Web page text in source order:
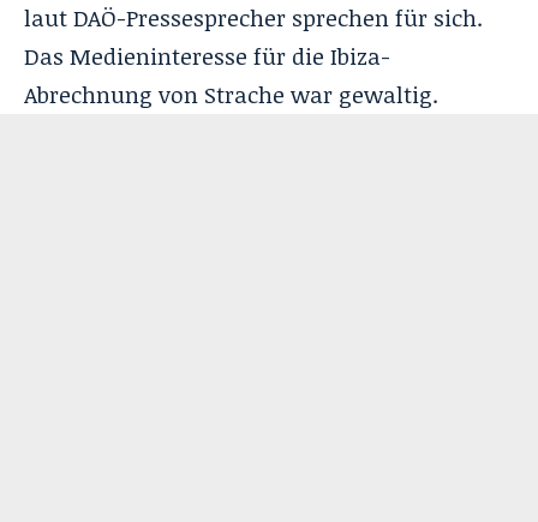
laut DAÖ-Pressesprecher sprechen für sich.
Das Medieninteresse für die Ibiza-
Abrechnung von Strache war gewaltig.